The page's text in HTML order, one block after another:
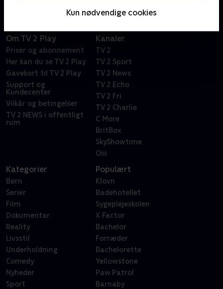
Kun nødvendige cookies
Om TV 2 Play
Priser og abonnement
Her kan du se TV 2 Play
Gavekort til TV 2 Play
Support og
Kundecenter
Vilkår og betingelser
TV 2 NEWS i offentligt
rum
Kanaler
TV 2
TV 2 Sport
TV 2 News
TV 2 Echo
TV 2 Fri
TV 2 Charlie
C More
BritBox
SkyShowtime
Oiii
Kategorier
Børn
Serier
Film
Dokumentar
Reality
Livsstil
Underholdning
Comedy
Nyheder
Sport
Populært
Klovn
Badehotellet
Sygeplejeskolen
X Factor
Bachelor
Forræder
Bachelorette
Yellowstone
Paw Patrol
Barnaby